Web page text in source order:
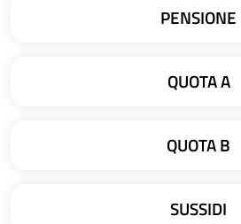
PENSIONE
QUOTA A
QUOTA B
SUSSIDI